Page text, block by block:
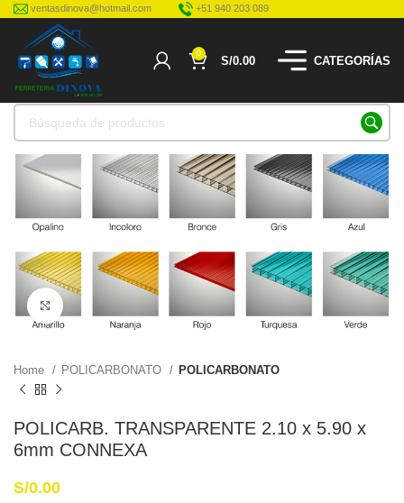
ventasdinova@hotmail.com +51 940 203 089
0
S/0.00 CATEGORÍAS
Haga Click para agrandar
Home POLICARBONATO POLICARBONATO
POLICARB. TRANSPARENTE 2.10 x 5.90 x
6mm CONNEXA
S/0.00